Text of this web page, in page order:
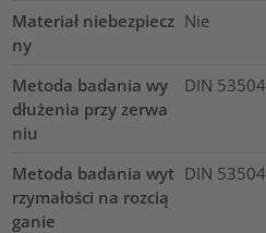
Materiał niebezpiecz
ny
Nie
Metoda badania wy
dłużenia przy zerwa
niu
DIN 53504
Metoda badania wyt
rzymałości na rozcią
ganie
DIN 53504